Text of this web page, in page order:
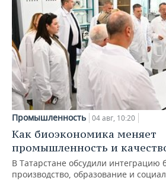
Промышленность 04 авг, 10:20
Как биоэкономика меняет
промышленность и
В Татарстане обсудили интеграцию
производство, образование и